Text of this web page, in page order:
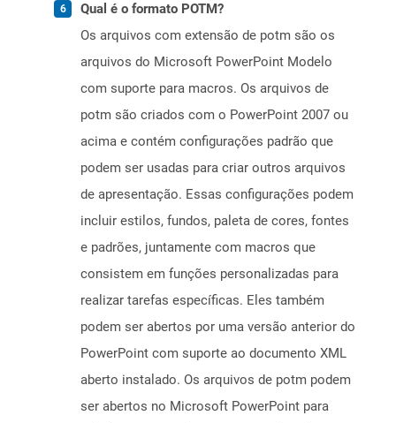
Qual é o formato POTM?
Os arquivos com extensão de potm são os
arquivos do Microsoft PowerPoint Modelo
com suporte para macros. Os arquivos de
potm são criados com o PowerPoint 2007 ou
acima e contém configurações padrão que
podem ser usadas para criar outros arquivos
de apresentação. Essas configurações podem
incluir estilos, fundos, paleta de cores, fontes
e padrões, juntamente com macros que
consistem em funções personalizadas para
realizar tarefas específicas. Eles também
podem ser abertos por uma versão anterior do
PowerPoint com suporte ao documento XML
aberto instalado. Os arquivos de potm podem
ser abertos no Microsoft PowerPoint para